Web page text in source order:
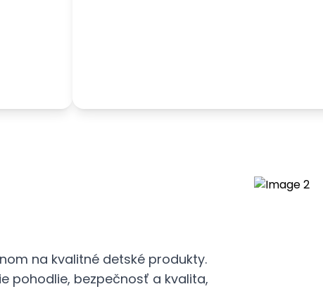
na kvalitné detské produkty.
pohodlie, bezpečnosť a kvalita,